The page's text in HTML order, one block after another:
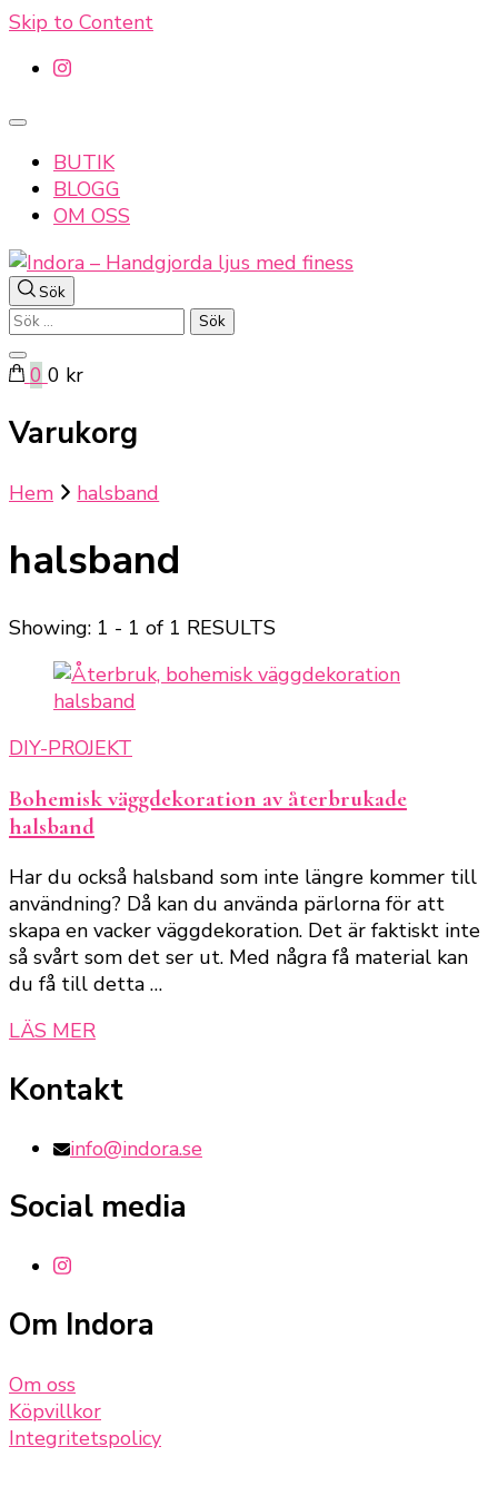
Skip to Content
BUTIK
BLOGG
OM OSS
Indora – Handgjorda ljus med finess
Sök
Sök
efter:
0 0 kr
Varukorg
Hem halsband
halsband
Showing: 1 - 1 of 1 RESULTS
DIY-PROJEKT
Bohemisk väggdekoration av återbrukade
halsband
Har du också halsband som inte längre kommer till
användning? Då kan du använda pärlorna för att
skapa en vacker väggdekoration. Det är faktiskt inte
så svårt som det ser ut. Med några få material kan
du få till detta …
LÄS MER
Kontakt
info@indora.se
Social media
Om Indora
Om oss
Köpvillkor
Integritetspolicy